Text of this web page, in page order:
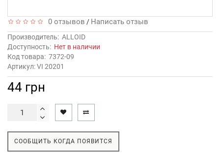
0 отзывов / Написать отзыв
Производитель: ALLOID
Доступность: Нет в наличии
Код товара: 7372-09
Артикул: VI 20201
44 грн
СООБЩИТЬ КОГДА ПОЯВИТСЯ